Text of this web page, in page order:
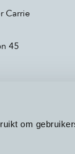
om
Carrie
45